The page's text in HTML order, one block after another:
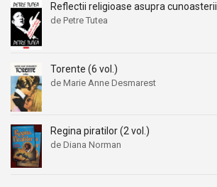
Reflectii religioase asupra cunoasterii
de Petre Tutea
Torente (6 vol.)
de Marie Anne Desmarest
Regina piratilor (2 vol.)
de Diana Norman